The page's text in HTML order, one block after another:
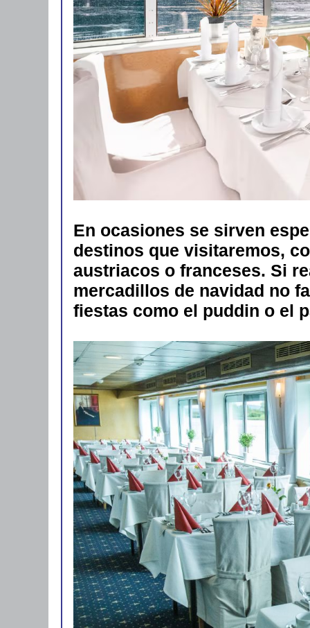
En ocasiones se sirven
destinos que visitaremos,
austriacos o franceses. Si
mercadillos de navidad no
fiestas como el puddin o el